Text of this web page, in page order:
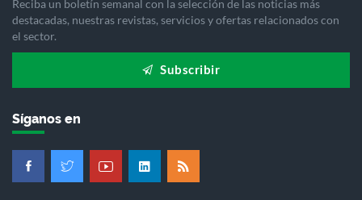
Reciba un boletín semanal con la selección de las noticias más
destacadas, nuestras revistas, servicios y ofertas relacionados con
el sector.
Subscribir
Síganos en